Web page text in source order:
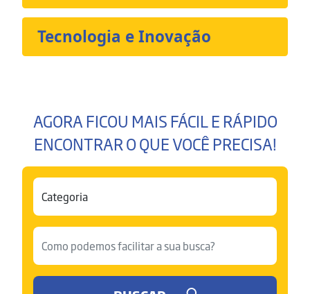
Tecnologia e Inovação
AGORA FICOU MAIS FÁCIL E RÁPIDO
ENCONTRAR O QUE VOCÊ PRECISA!